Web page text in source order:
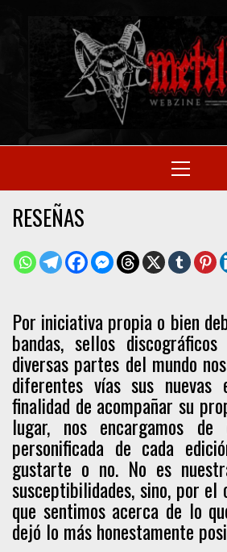
SITIO OFICIAL
Menu
RESEÑAS
Por iniciativa propia o bien
bandas, sellos
diversas partes del mundo
diferentes vías sus nuevas
finalidad de acompañar su
lugar, nos encargamos
personificada de cada
gustarte o no. No es
susceptibilidades, sino, por
que sentimos acerca de lo
dejó lo más honestamente